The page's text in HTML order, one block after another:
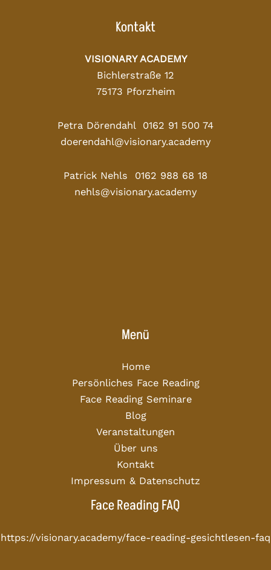
Kontakt
VISIONARY ACADEMY
Bichlerstraße 12
75173 Pforzheim
Petra Dörendahl 0162 91 500 74
doerendahl@visionary.academy
Patrick Nehls 0162 988 68 18
nehls@visionary.academy
Menü
Home
Persönliches Face Reading
Face Reading Seminare
Blog
Veranstaltungen
Über uns
Kontakt
Impressum & Datenschutz
Face Reading FAQ
https://visionary.academy/face-reading-gesichtlesen-faq